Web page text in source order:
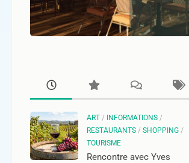
ART / INFORMATIONS /
RESTAURANTS / SHOPPING /
TOURISME
Rencontre avec Yves